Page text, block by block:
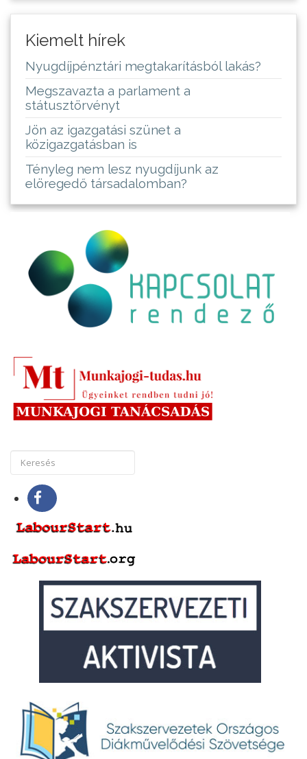
Kiemelt hírek
Nyugdíjpénztári megtakarításból lakás?
Megszavazta a parlament a
státusztörvényt
Jön az igazgatási szünet a
közigazgatásban is
Tényleg nem lesz nyugdíjunk az
elöregedő társadalomban?